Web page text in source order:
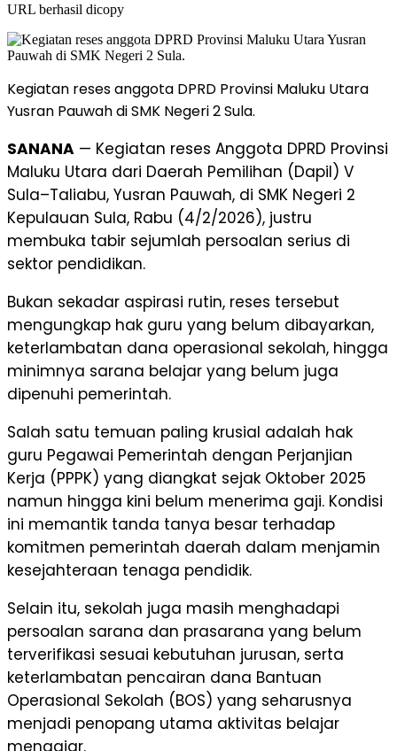
URL berhasil dicopy
Kegiatan reses anggota DPRD Provinsi Maluku Utara
Yusran Pauwah di SMK Negeri 2 Sula.
SANANA — Kegiatan reses Anggota DPRD Provinsi
Maluku Utara dari Daerah Pemilihan (Dapil) V
Sula–Taliabu, Yusran Pauwah, di SMK Negeri 2
Kepulauan Sula, Rabu (4/2/2026), justru
membuka tabir sejumlah persoalan serius di
sektor pendidikan.
Bukan sekadar aspirasi rutin, reses tersebut
mengungkap hak guru yang belum dibayarkan,
keterlambatan dana operasional sekolah, hingga
minimnya sarana belajar yang belum juga
dipenuhi pemerintah.
Salah satu temuan paling krusial adalah hak
guru Pegawai Pemerintah dengan Perjanjian
Kerja (PPPK) yang diangkat sejak Oktober 2025
namun hingga kini belum menerima gaji. Kondisi
ini memantik tanda tanya besar terhadap
komitmen pemerintah daerah dalam menjamin
kesejahteraan tenaga pendidik.
Selain itu, sekolah juga masih menghadapi
persoalan sarana dan prasarana yang belum
terverifikasi sesuai kebutuhan jurusan, serta
keterlambatan pencairan dana Bantuan
Operasional Sekolah (BOS) yang seharusnya
menjadi penopang utama aktivitas belajar
mengajar.